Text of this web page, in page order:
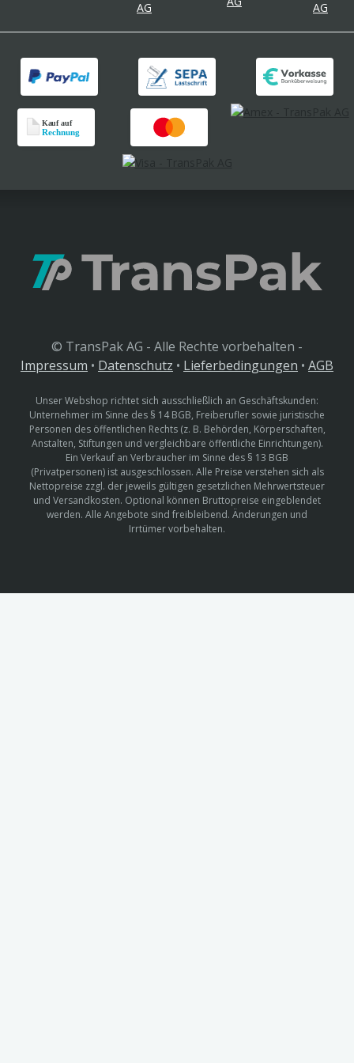
© TransPak AG - Alle Rechte vorbehalten -
Impressum • Datenschutz • Lieferbedingungen • AGB
Unser Webshop richtet sich ausschließlich an Geschäftskunden:
Unternehmer im Sinne des § 14 BGB, Freiberufler sowie juristische
Personen des öffentlichen Rechts (z. B. Behörden, Körperschaften,
Anstalten, Stiftungen und vergleichbare öffentliche Einrichtungen).
Ein Verkauf an Verbraucher im Sinne des § 13 BGB
(Privatpersonen) ist ausgeschlossen. Alle Preise verstehen sich als
Nettopreise zzgl. der jeweils gültigen gesetzlichen Mehrwertsteuer
und Versandkosten. Optional können Bruttopreise eingeblendet
werden. Alle Angebote sind freibleibend. Änderungen und
Irrtümer vorbehalten.